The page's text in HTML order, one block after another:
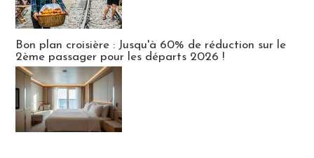
Bon plan croisière : Jusqu'à 60% de réduction sur le
2ème passager pour les départs 2026 !